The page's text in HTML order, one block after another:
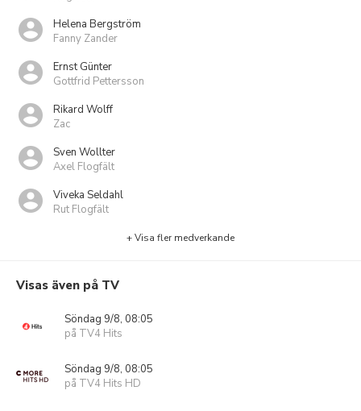
Helena Bergström
Fanny Zander
Ernst Günter
Gottfrid Pettersson
Rikard Wolff
Zac
Sven Wollter
Axel Flogfält
Viveka Seldahl
Rut Flogfält
+ Visa fler medverkande
Visas även på TV
Söndag 9/8, 08:05
på TV4 Hits
Söndag 9/8, 08:05
på TV4 Hits HD